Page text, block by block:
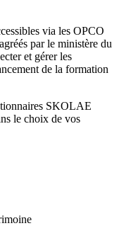
via les OPCO
par le ministère du
et gérer les
de la formation
SKOLAE
le choix de vos